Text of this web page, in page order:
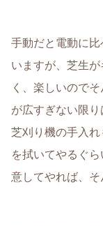
手動だと電動に
いますが、芝生
く、楽しいので
が広すぎない限り
芝刈り機の手入
を拭いてやるぐ
意してやれば、そ